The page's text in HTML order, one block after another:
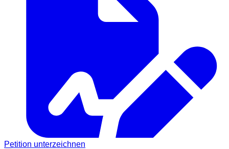
Petition unterzeichnen